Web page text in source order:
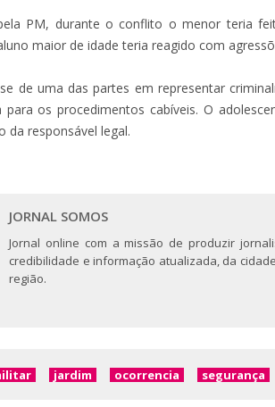
PM, durante o conflito o menor teria
maior de idade teria reagido com
de uma das partes em representar
para os procedimentos cabíveis. O
da responsável legal.
JORNAL SOMOS
Jornal online com a missão de produzir
credibilidade e informação atualizada, da
região.
jardim ocorrencia segurança